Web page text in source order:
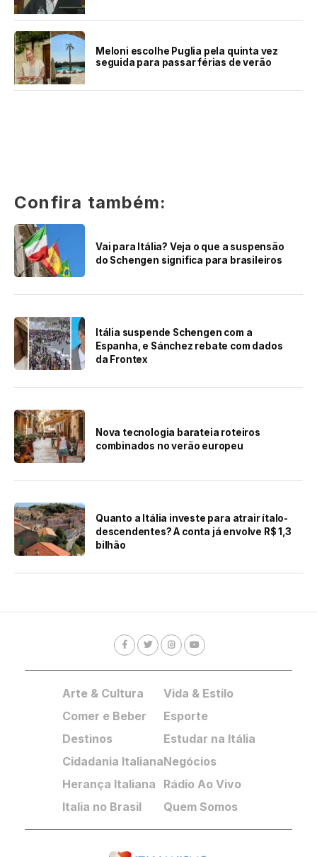
Meloni escolhe Puglia pela quinta vez
seguida para passar férias de verão
Confira também:
Vai para Itália? Veja o que a suspensão
do Schengen significa para brasileiros
Itália suspende Schengen com a
Espanha, e Sánchez rebate com dados
da Frontex
Nova tecnologia barateia roteiros
combinados no verão europeu
Quanto a Itália investe para atrair ítalo-
descendentes? A conta já envolve R$ 1,3
bilhão
Arte & Cultura
Comer e Beber
Destinos
Cidadania Italiana
Herança Italiana
Italia no Brasil
Vida & Estilo
Esporte
Estudar na Itália
Negócios
Rádio Ao Vivo
Quem Somos